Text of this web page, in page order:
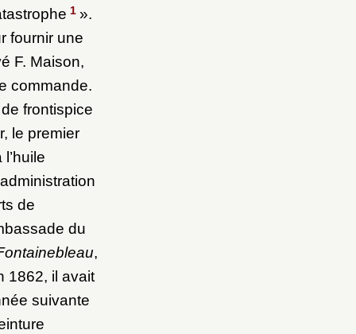
1».
fournir une
F. Maison,
commande.
frontispice
le premier
de
du
,
1862, il avait
suivante